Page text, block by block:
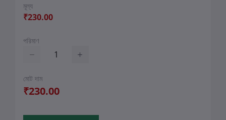
মূল্য
₹230.00
পরিমাণ
মোট দাম
₹230.00